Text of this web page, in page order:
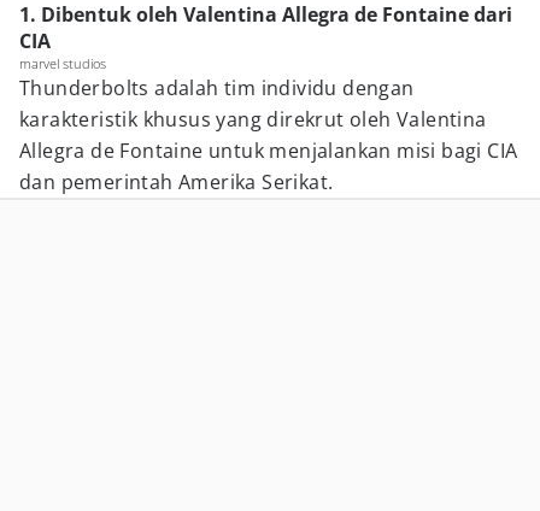
1. Dibentuk oleh Valentina Allegra de Fontaine dari
CIA
marvel studios
Thunderbolts adalah tim individu dengan
karakteristik khusus yang direkrut oleh Valentina
Allegra de Fontaine untuk menjalankan misi bagi CIA
dan pemerintah Amerika Serikat.